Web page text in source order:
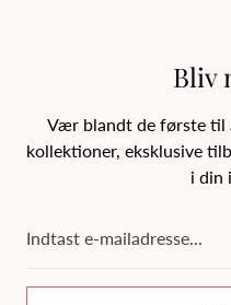
Bliv
Vær blandt de første til
kollektioner, eksklusive
i din